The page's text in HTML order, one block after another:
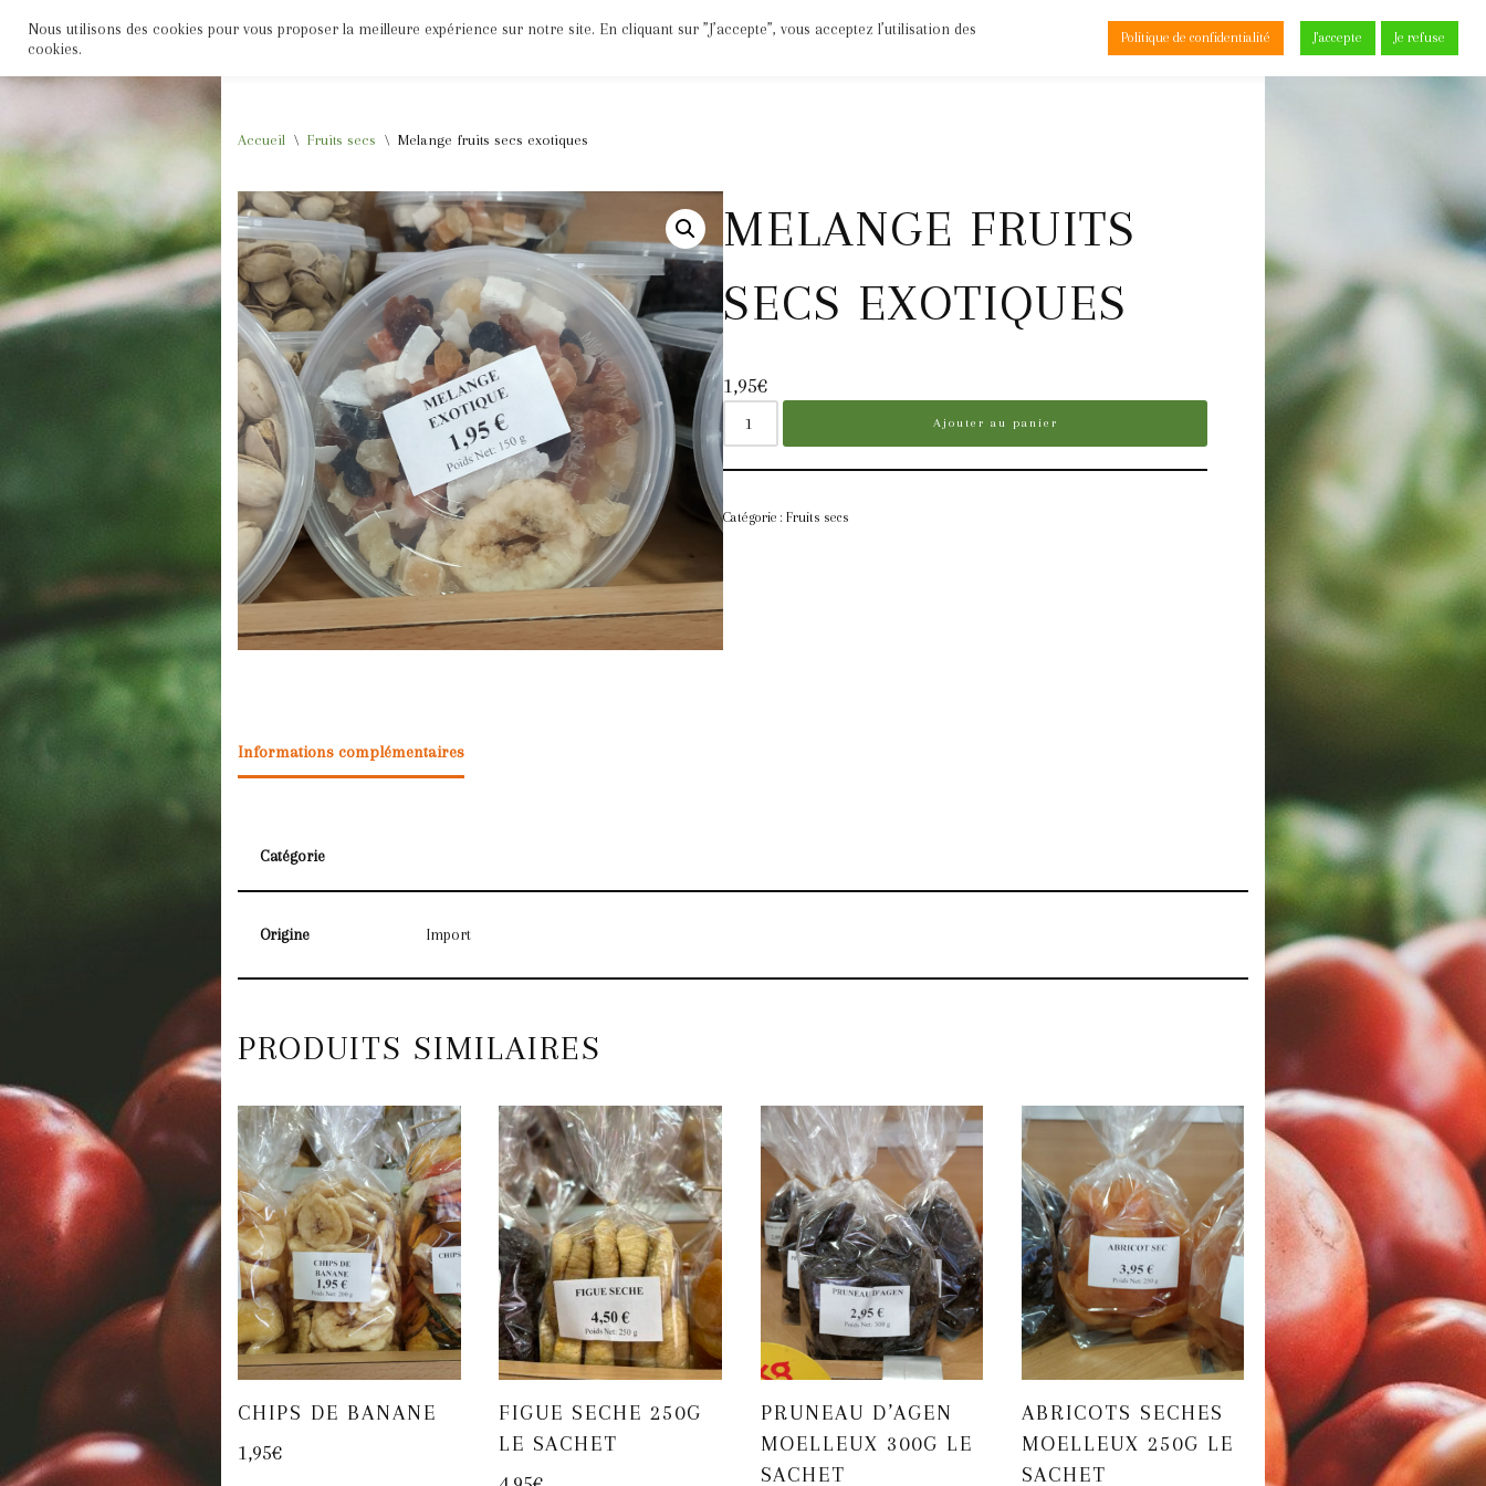
Aller
au
Accueil Boutique Fruits Légumes Epices Jus Divers Bio Mon Compte
Accueil \ Fruits secs \ Melange fruits secs exotiques
MELANGE FRUITS
SECS EXOTIQUES
1,95€
Ajouter au panier
Catégorie : Fruits secs
Informations complémentaires
Catégorie
Origine Import
PRODUITS SIMILAIRES
CHIPS DE BANANE
1,95€
FIGUE SECHE 250G
LE SACHET
PRUNEAU D’AGEN
MOELLEUX 300G LE
SACHET
ABRICOTS SECHES
MOELLEUX 250G LE
SACHET
Nous utilisons des cookies pour vous proposer la meilleure expérience sur notre site. En cliquant sur ”J’accepte”, vous acceptez l’utilisation des
cookies.
Politique de confidentialité J'accepte Je refuse